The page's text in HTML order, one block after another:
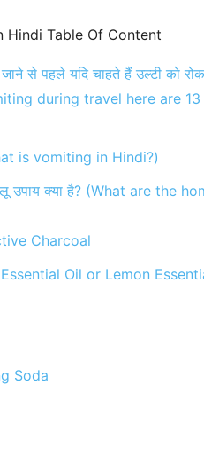
Hindi Table Of Content
से पहले यदि चाहते हैं उल्टी को
during travel here are
is vomiting in Hindi?)
उपाय क्या है? (What are the
Charcoal
Oil or Lemon
Soda